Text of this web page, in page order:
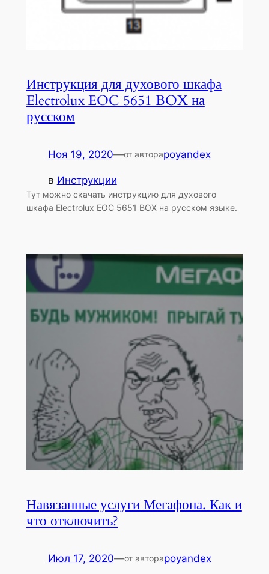
Инструкция для духового шкафа
Electrolux EOC 5651 BOX на
русском
Ноя 19, 2020—от автораpoyandex
в Инструкции
Тут можно скачать инструкцию для духового
шкафа Electrolux EOC 5651 BOX на русском языке.
Навязанные услуги Мегафона. Как и
что отключить?
Июл 17, 2020—от автораpoyandex